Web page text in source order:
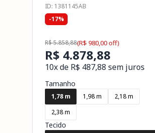
ID: 1381145AB
-17%
R$ 5.858,88(R$ 980,00 off)
R$ 4.878,88
10x de R$ 487,88 sem juros
Tamanho
1,78 m 1,98 m
2,18 m
2,38 m
Tecido